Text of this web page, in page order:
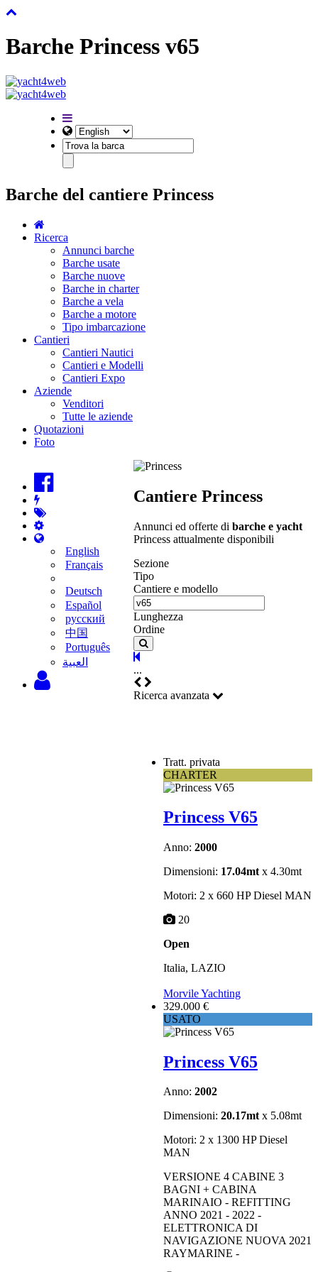
Barche Princess v65
Barche del cantiere Princess
Ricerca
Annunci barche
Barche usate
Barche nuove
Barche in charter
Barche a vela
Barche a motore
Tipo imbarcazione
Cantieri
Cantieri Nautici
Cantieri e Modelli
Cantieri Expo
Aziende
Venditori
Tutte le aziende
Quotazioni
Foto
English
Français
Deutsch
Español
русский
中国
Português
‫العبية
Cantiere Princess
Annunci ed offerte di barche e yacht
Princess attualmente disponibili
Sezione
Tipo
Cantiere e modello
Lunghezza
Ordine
...
Ricerca avanzata
Tratt. privata
CHARTER
Princess V65
Anno: 2000
Dimensioni: 17.04mt x 4.30mt
Motori: 2 x 660 HP Diesel MAN
20
Open
Italia, LAZIO
Morvile Yachting
329.000 €
USATO
Princess V65
Anno: 2002
Dimensioni: 20.17mtx 5.08mt
Motori: 2 x 1300 HP Diesel
MAN
VERSIONE 4 CABINE 3
BAGNI + CABINA
MARINAIO - REFITTING
ANNO 2021 - 2022 -
ELETTRONICA DI
NAVIGAZIONE NUOVA 2021
RAYMARINE -